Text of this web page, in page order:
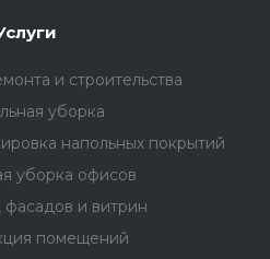
и строительства
уборка
напольных покрытий
уборка офисов
и витрин
помещений